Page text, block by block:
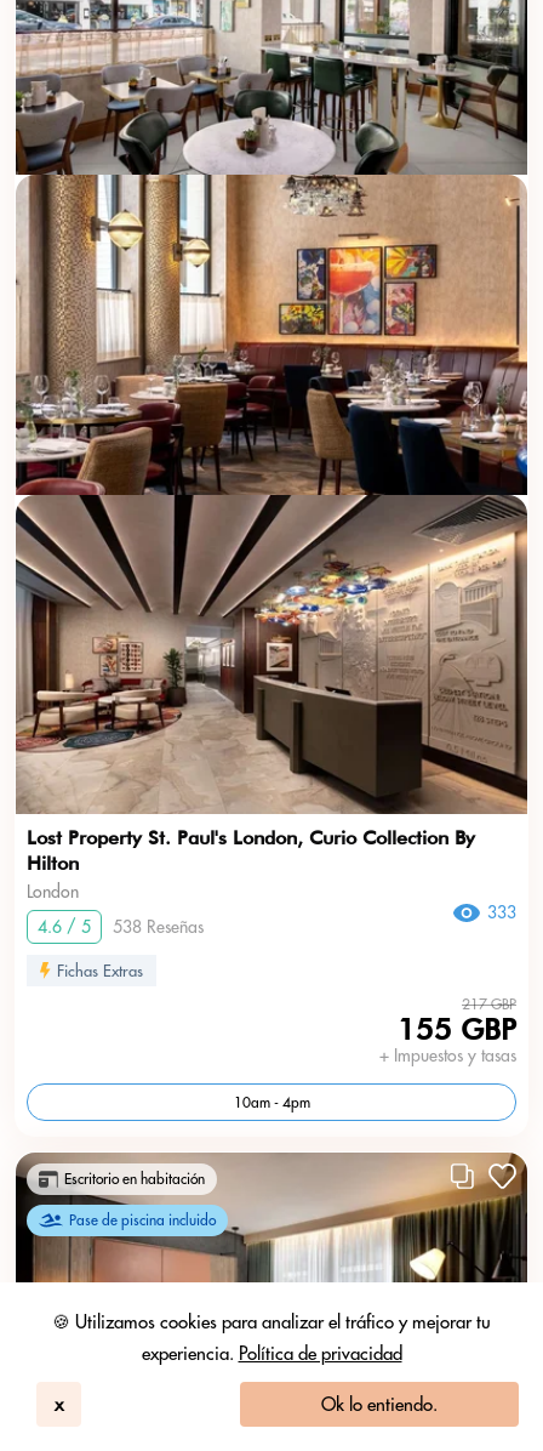
🍪 Utilizamos cookies para analizar el tráfico y mejorar tu
experiencia. Política de privacidad
x Ok lo entiendo.
Lost Property St. Paul's London, Curio Collection By
Hilton
London
4.6 / 5
538 Reseñas
333
Fichas Extras
217 GBP
155 GBP
+ Impuestos y tasas
10am - 4pm
Escritorio en habitación
Pase de piscina incluido